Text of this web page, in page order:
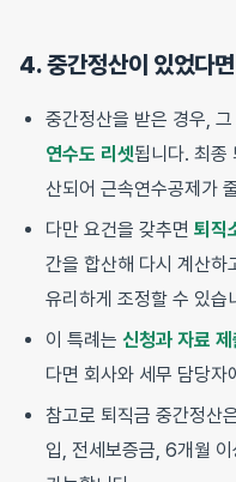
4. 중간정산이 있었다
중간정산을 받은 경우,
연수도 리셋됩니다. 최종
산되어 근속연수공제가
다만 요건을 갖추면 퇴직
간을 합산해 다시 계산하
유리하게 조정할 수 있습
이 특례는 신청과 자료 제
다면 회사와 세무 담당자
참고로 퇴직금 중간정산
입, 전세보증금, 6개월